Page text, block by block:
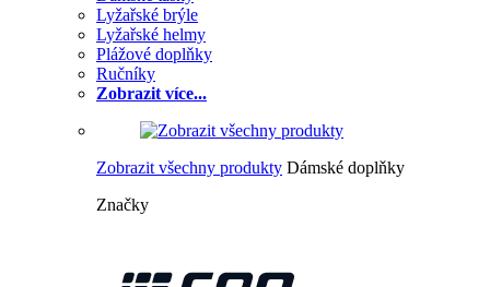
Lyžařské brýle
Lyžařské helmy
Plážové doplňky
Ručníky
Zobrazit více...
Zobrazit všechny produkty Dámské doplňky
Značky